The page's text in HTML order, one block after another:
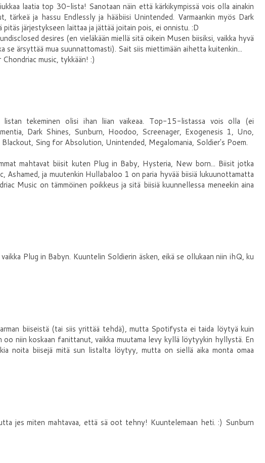
laatia top 30-lista! Sanotaan näin että kärkikympissä vois olla ainakin
tärkeä ja hassu Endlessly ja hääbiisi Unintended. Varmaankin myös Dark
järjestykseen laittaa ja jättää joitain pois, ei onnistu. :D
desires (en vieläkään miellä sitä oikein Musen biisiksi, vaikka hyvä
se ärsyttää mua suunnattomasti). Sait siis miettimään aihetta kuitenkin...
music, tykkään! :)
tekeminen olisi ihan liian vaikeaa. Top-15-listassa vois olla (ei
Dark Shines, Sunburn, Hoodoo, Screenager, Exogenesis 1, Uno,
Sing for Absolution, Unintended, Megalomania, Soldier's Poem.
mahtavat biisit kuten Plug in Baby, Hysteria, New born... Biisit jotka
Ashamed, ja muutenkin Hullabaloo 1 on paria hyvää biisiä lukuunottamatta
Music on tämmöinen poikkeus ja sitä biisiä kuunnellessa meneekin aina
Plug in Babyn. Kuuntelin Soldierin äsken, eikä se ollukaan niin ihQ, ku
biiseistä (tai siis yrittää tehdä), mutta Spotifysta ei taida löytyä kuin
oo niin koskaan fanittanut, vaikka muutama levy kyllä löytyykin hyllystä. En
noita biisejä mitä sun listalta löytyy, mutta on siellä aika monta omaa
jes miten mahtavaa, että sä oot tehny! Kuuntelemaan heti. :) Sunburn